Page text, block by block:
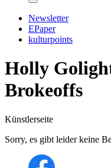
Newsletter
EPaper
kulturpoints
Holly
Brokeoffs
Künstlerseite
Sorry, es gibt leider keine